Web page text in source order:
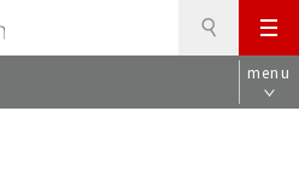
メ
ニ
ュ
menu